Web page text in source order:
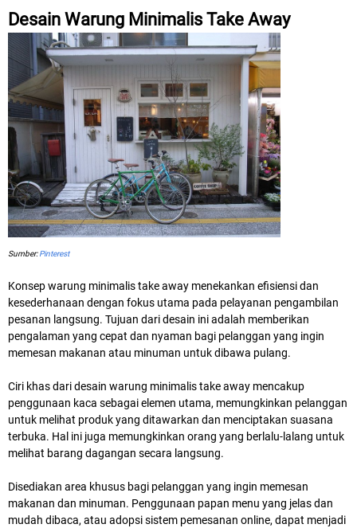
Desain Warung Minimalis Take Away
Sumber:Pinterest
Konsep warung minimalis take away menekankan efisiensi dan
kesederhanaan dengan fokus utama pada pelayanan pengambilan
pesanan langsung. Tujuan dari desain ini adalah memberikan
pengalaman yang cepat dan nyaman bagi pelanggan yang ingin
memesan makanan atau minuman untuk dibawa pulang.
Ciri khas dari desain warung minimalis take away mencakup
penggunaan kaca sebagai elemen utama, memungkinkan pelanggan
untuk melihat produk yang ditawarkan dan menciptakan suasana
terbuka. Hal ini juga memungkinkan orang yang berlalu-lalang untuk
melihat barang dagangan secara langsung.
Disediakan area khusus bagi pelanggan yang ingin memesan
makanan dan minuman. Penggunaan papan menu yang jelas dan
mudah dibaca, atau adopsi sistem pemesanan online, dapat menjadi